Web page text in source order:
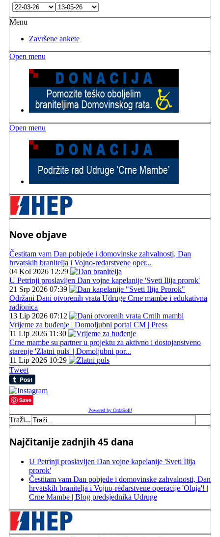
Menu
Završene ankete
Open menu
Open menu
Nove objave
Čestitam vam Dan pobjede i domovinske zahvalnosti, Dan
hrvatskih branitelja i Vojno-redarstvene oper...
04 Kol 2026 12:29
U Petrinji proslavljen Dan vojne kapelanije 'Sveti Ilija prorok'
21 Srp 2026 07:39
Održani Dani otvorenih vrata Udruge Crne mambe i edukativna
radionica
13 Lip 2026 07:12
Vrijeme za buđenje | Domoljubni portal CM | Press
11 Lip 2026 11:30
Crne mambe su partner u projektu za aktivno i dostojanstveno
starenje 'Zlatni puls' | Domoljubni por...
11 Lip 2026 10:29
Tweet
Save
Powered by OrdaSoft!
Traži...
Najčitanije zadnjih 45 dana
U Petrinji proslavljen Dan vojne kapelanije 'Sveti Ilija
prorok'
Čestitam vam Dan pobjede i domovinske zahvalnosti, Dan
hrvatskih branitelja i Vojno-redarstvene operacije 'Oluja'! |
Crne Mambe | Blog predsjednika Udruge